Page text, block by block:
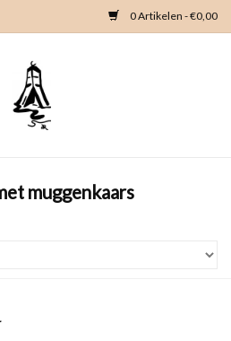
0 Artikelen - €0,00
muggenkaars